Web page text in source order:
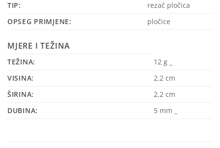
TIP:
rezač pločica
OPSEG PRIMJENE:
pločice
MJERE I TEŽINA
TEŽINA:
12 g _
VISINA:
2,2 cm
ŠIRINA:
2,2 cm
DUBINA:
5 mm _